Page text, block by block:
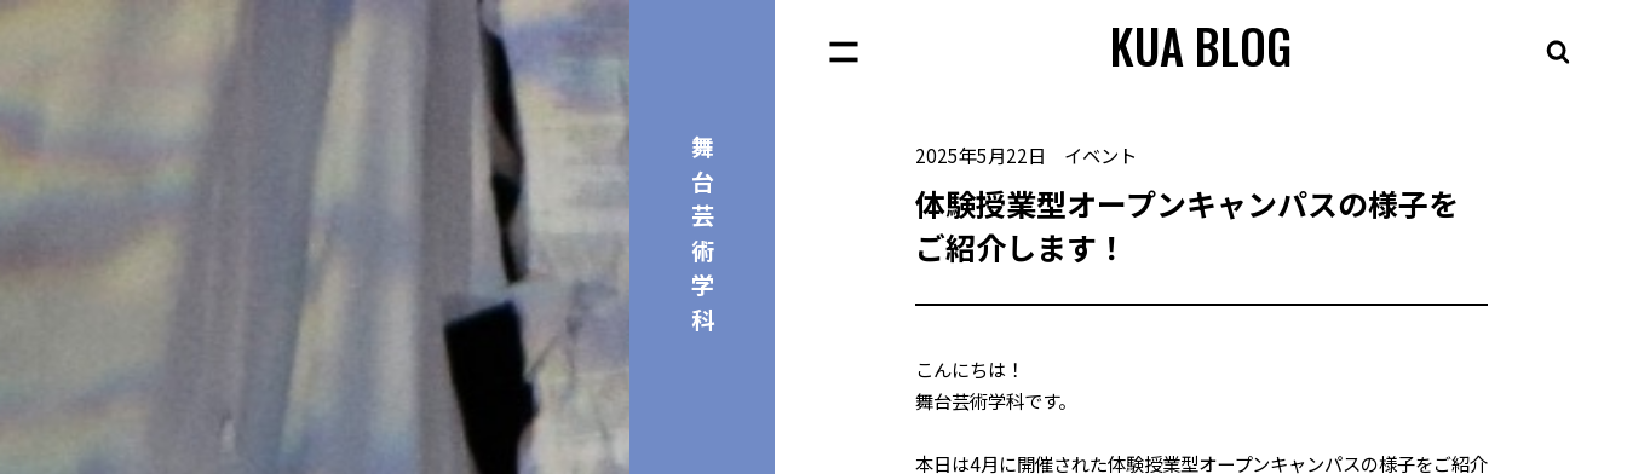
KUA BLOG
舞台芸術学科 2025年5月22日 イベント
体験授業型オープンキャンパスの様子を
ご紹介します！
こんにちは！
舞台芸術学科です。
本日は4月に開催された体験授業型オープンキャンパスの様子をご紹介